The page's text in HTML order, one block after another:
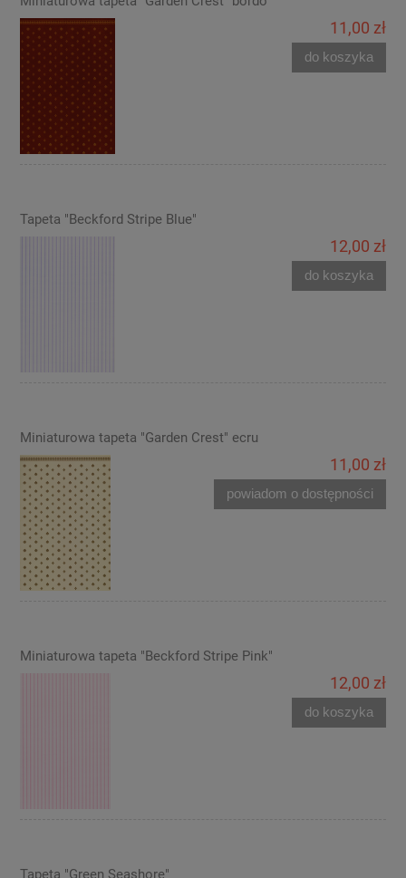
11,00 zł
do koszyka
Tapeta "Beckford Stripe Blue"
12,00 zł
do koszyka
Miniaturowa tapeta "Garden Crest" ecru
11,00 zł
powiadom o dostępności
Miniaturowa tapeta "Beckford Stripe Pink"
12,00 zł
do koszyka
Tapeta "Green Seashore"